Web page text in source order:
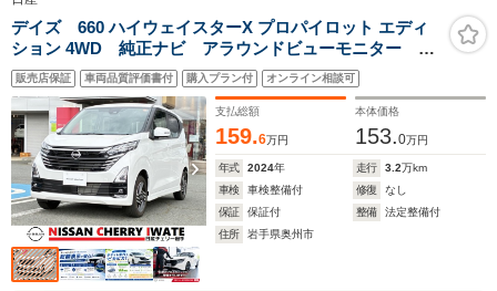
デイズ 660 ハイウェイスターX プロパイロット エディ
ション 4WD 純正ナビ アラウンドビューモニター
ETC シートヒーター エマージェンシーブレーキ
LEDライト フロントフォグライト 禁煙車 寒冷地仕
様 1年間走行距離無制限保証
販売店保証 車両品質評価書付 購入プラン付 オンライン相談可
支払総額
159.6万円
本体価格
153.0万円
年式 2024年 走行 3.2万km
車検
車検整備付 修復
なし
保証
保証付 整備
法定整備付
住所
岩手県奥州市